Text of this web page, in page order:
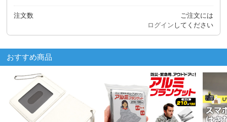
注文数
ご注文には
ログイン してください
おすすめ商品